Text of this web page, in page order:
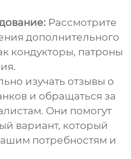
Рассмотрите
дополнительного
кондукторы, патроны
изучать отзывы о
и обращаться за
Они помогут
вариант, который
потребностям и